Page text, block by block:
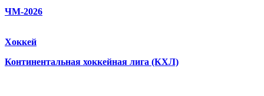
ЧМ-2026
Хоккей
Континентальная хоккейная лига (КХЛ)